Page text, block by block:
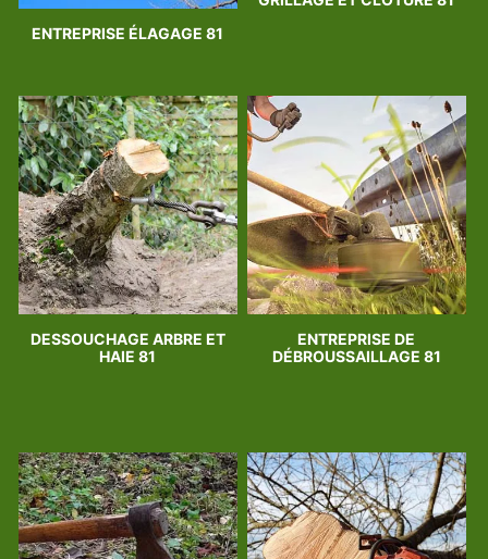
ENTREPRISE ÉLAGAGE 81
DESSOUCHAGE ARBRE ET
HAIE 81
ENTREPRISE DE
DÉBROUSSAILLAGE 81